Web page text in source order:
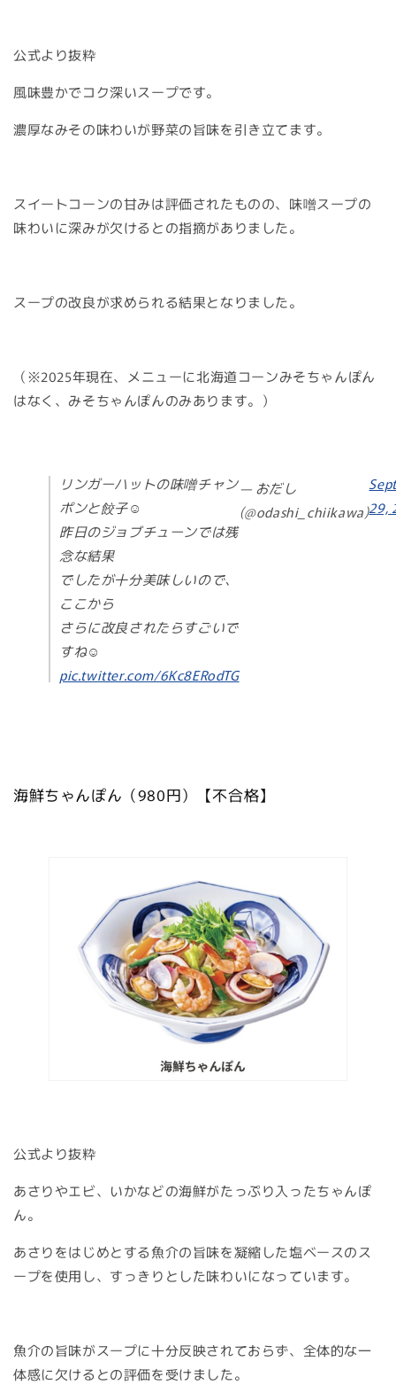
公式より抜粋
風味豊かでコク深いスープです。
濃厚なみその味わいが野菜の旨味を引き立てます。
スイートコーンの甘みは評価されたものの、味噌スープの
味わいに深みが欠けるとの指摘がありました。
スープの改良が求められる結果となりました。
（※2025年現在、メニューに北海道コーンみそちゃんぽん
はなく、みそちゃんぽんのみあります。）
リンガーハットの味噌チャン
ポンと餃子☺️
昨日のジョブチューンでは残
念な結果
でしたが十分美味しいので、
ここから
さらに改良されたらすごいで
すね☺️
pic.twitter.com/6Kc8ERodTG
— おだし
(@odashi_chiikawa)29,
海鮮ちゃんぽん（980円）【不合格】
公式より抜粋
あさりやエビ、いかなどの海鮮がたっぷり入ったちゃんぽ
ん。
あさりをはじめとする魚介の旨味を凝縮した塩ベースのス
ープを使用し、すっきりとした味わいになっています。
魚介の旨味がスープに十分反映されておらず、全体的な一
体感に欠けるとの評価を受けました。